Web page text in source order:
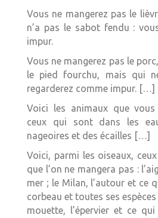
Vous ne mangerez pas le
n’a pas le sabot fendu :
impur.
Vous ne mangerez pas le
le pied fourchu, mais qui
regarderez comme impur. […]
Voici les animaux que
ceux qui sont dans les
nageoires et des écailles […]
Voici, parmi les oiseaux,
que l’on ne mangera pas :
mer ; le Milan, l’autour et ce
corbeau et toutes ses
mouette, l’épervier et ce